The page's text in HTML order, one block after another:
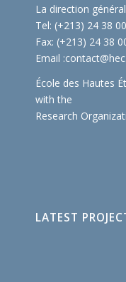
La direction
Tel: (+213) 24 38
Fax: (+213) 24 38
Email :
École des Hautes
with the
Research
LATEST